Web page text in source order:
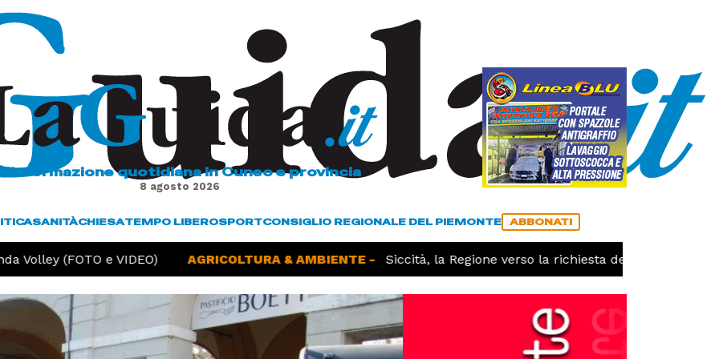
L'informazione quotidiana in Cuneo e provincia
8 agosto 2026
SANITÀCHIESATEMPO LIBEROSPORTCONSIGLIO REGIONALE DEL PIEMONTE ABBONATI
(FOTO e VIDEO) AGRICOLTURA & AMBIENTE - Siccità, la Regione verso la richiesta dello stato di